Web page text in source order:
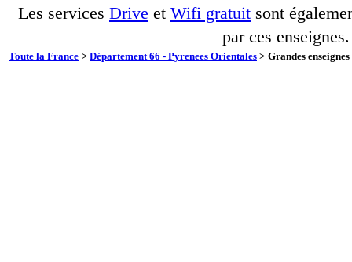
Les services Drive et Wifi gratuit sont
par ces enseignes.
Toute la France > Département 66 - Pyrenees Orientales > Grandes